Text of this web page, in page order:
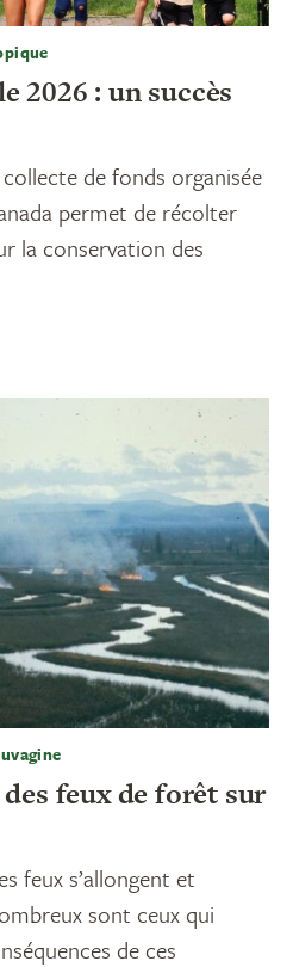
2026 : un succès
de fonds organisée
permet de récolter
la conservation des
feux de forêt sur
feux s’allongent et
sont ceux qui
de ces